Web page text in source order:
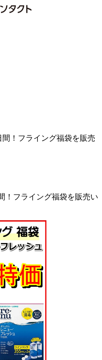
間！フライング福袋を販売
！フライング福袋を販売い